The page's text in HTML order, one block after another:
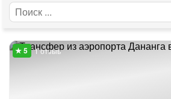
1 отзыв